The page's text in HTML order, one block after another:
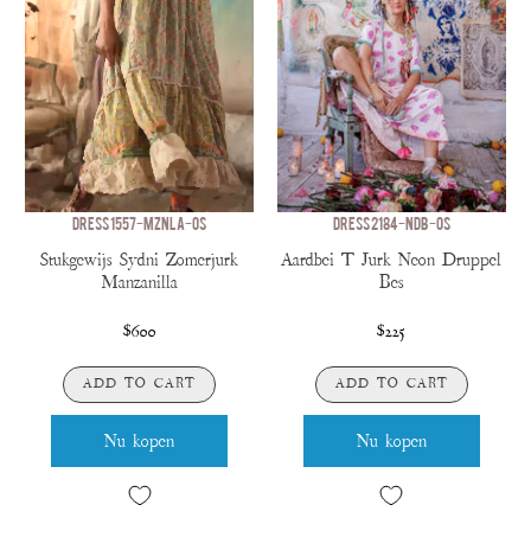
DRESS 1557-MZNLA-OS
Stukgewijs Sydni Zomerjurk
Manzanilla
$600
ADD TO CART
Nu kopen
DRESS 2184-NDB-OS
Aardbei T Jurk Neon Druppel
Bes
$225
ADD TO CART
Nu kopen